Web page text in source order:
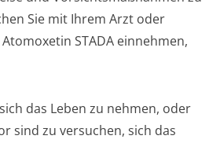
Sie mit Ihrem Arzt oder
STADA einnehmen,
das Leben zu nehmen, oder
sind zu versuchen, sich das